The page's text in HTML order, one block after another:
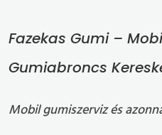
Fazekas Gumi –
Gumiabroncs
Mobil gumiszerviz és